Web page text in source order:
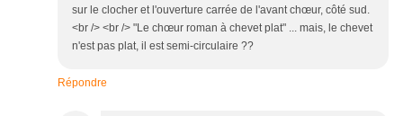
sur le clocher et l'ouverture carrée de l'avant chœur, côté sud.
<br /> <br /> "Le chœur roman à chevet plat" ... mais, le chevet
n'est pas plat, il est semi-circulaire ??
Répondre